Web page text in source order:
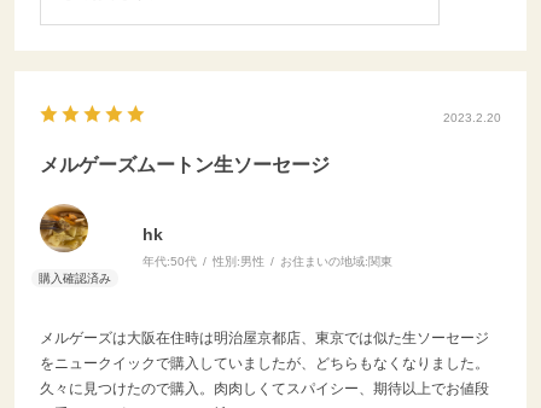
2023.2.20
メルゲーズムートン生ソーセージ
hk
年代:50代 性別:男性 お住まいの地域:関東
メルゲーズは大阪在住時は明治屋京都店、東京では似た生ソーセージ
をニュークイックで購入していましたが、どちらもなくなりました。
久々に見つけたので購入。肉肉しくてスパイシー、期待以上でお値段